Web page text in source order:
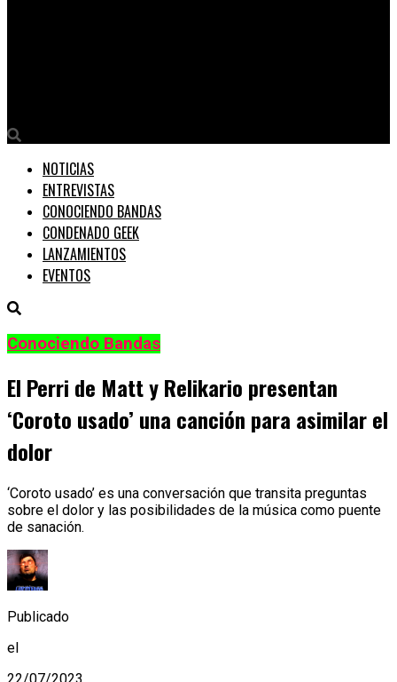
NOTICIAS
ENTREVISTAS
CONOCIENDO BANDAS
CONDENADO GEEK
LANZAMIENTOS
EVENTOS
Conociendo Bandas
El Perri de Matt y Relikario presentan
‘Coroto usado’ una canción para asimilar el
dolor
‘Coroto usado’ es una conversación que transita preguntas
sobre el dolor y las posibilidades de la música como puente
de sanación.
Publicado
el